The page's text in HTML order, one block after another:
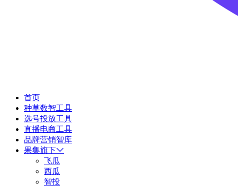
首页
种草数智工具
选号投放工具
直播电商工具
品牌营销智库
果集旗下
飞瓜
西瓜
智投